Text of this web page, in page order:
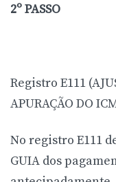
2º PASSO
Registro E111
APURAÇÃO DO
No registro E111
GUIA dos